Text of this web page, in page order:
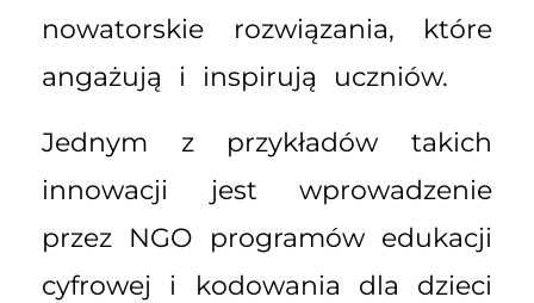
nowatorskie rozwiązania, które
angażują i inspirują uczniów.
Jednym z przykładów takich
innowacji jest wprowadzenie
przez NGO programów edukacji
cyfrowej i kodowania dla dzieci